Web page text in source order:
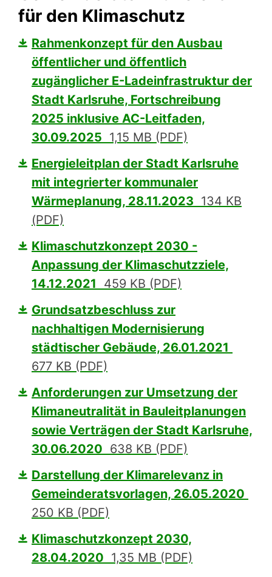
für den Klimaschutz
Rahmenkonzept für den Ausbau
öffentlicher und öffentlich
zugänglicher E-Ladeinfrastruktur der
Stadt Karlsruhe, Fortschreibung
2025 inklusive AC-Leitfaden,
30.09.2025 1,15 MB (PDF)
Energieleitplan der Stadt Karlsruhe
mit integrierter kommunaler
Wärmeplanung, 28.11.2023 134 KB
(PDF)
Klimaschutzkonzept 2030 -
Anpassung der Klimaschutzziele,
14.12.2021
459 KB (PDF)
Grundsatzbeschluss zur
nachhaltigen Modernisierung
städtischer Gebäude, 26.01.2021
677 KB (PDF)
Anforderungen zur Umsetzung der
Klimaneutralität in Bauleitplanungen
sowie Verträgen der Stadt Karlsruhe,
30.06.2020 638 KB (PDF)
Darstellung der Klimarelevanz in
Gemeinderatsvorlagen, 26.05.2020
250 KB (PDF)
Klimaschutzkonzept 2030,
28.04.2020 1,35 MB (PDF)